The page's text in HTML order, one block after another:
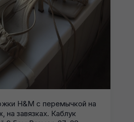
H&M с перемычкой на
на завязках. Каблук